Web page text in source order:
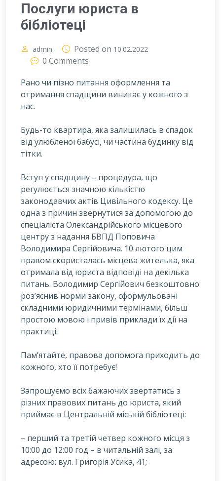
Послуги юриста в
бібліотеці
admin Posted on 10.02.2022
0 Comments
Рано чи пізно питання оформлення та
отримання спадщини виникає у кожного з
нас.
Будь-то квартира, яка залишилась в спадок
від улюбленої бабусі, чи частина будинку від
тітки.
Вступ у спадщину – процедура, що
регулюється значною кількістю
законодавчих актів Цивільного кодексу. Це
одна з причин звернутися за допомогою до
спеціаліста Олександрійського місцевого
центру з надання БВПД Поповича
Володимира Сергійовича. 10 лютого цим
правом скористалась місцева жителька, яка
отримала від юриста відповіді на декілька
питань. Володимир Сергійович безкоштовно
роз’яснив норми закону, сформульовані
складними юридичними термінами, більш
простою мовою і привів приклади їх дії на
практиці.
Пам’ятайте, правова допомога приходить до
кожного, хто її потребує!
Запрошуємо всіх бажаючих звертатись з
різних правових питань до юриста, який
приймає в Центральній міській бібліотеці:
– перший та третій четвер кожного місця з
10:00 до 12:00 год – в читальній залі, за
адресою: вул. Григорія Усика, 41;